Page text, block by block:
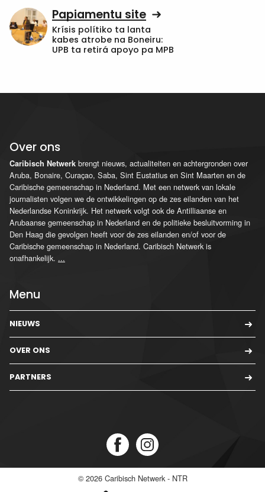
Papiamentu site
Krísis polítiko ta lanta
kabes atrobe na Boneiru:
UPB ta retirá apoyo pa MPB
Over ons
Caribisch Netwerk brengt nieuws, actualiteiten en achtergronden over
Aruba, Bonaire, Curaçao, Saba, Sint Eustatius en Sint Maarten en de
Caribische gemeenschap in Nederland. Met een netwerk van lokale
journalisten volgen we de ontwikkelingen op de zes eilanden van het
Nederlandse Koninkrijk. Het netwerk volgt ook de Antilliaanse en
Arubaanse gemeenschap in Nederland en de politieke besluitvorming in
Den Haag die gevolgen heeft voor de zes eilanden en/of voor de
Caribische gemeenschap in Nederland. Caribisch Netwerk is
onafhankelijk. ...
Menu
NIEUWS
OVER ONS
PARTNERS
© 2026 Caribisch Netwerk - NTR